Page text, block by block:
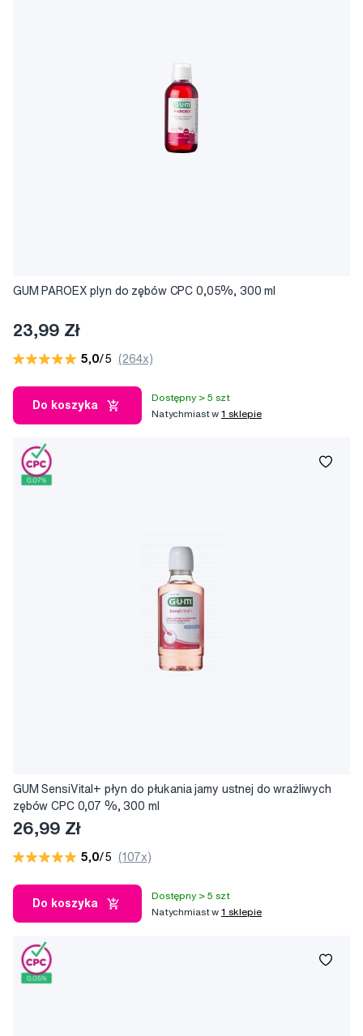
GUM PAROEX plyn do zębów CPC 0,05%, 300 ml
23,99 Zł
5,0/5 (264x)
Do koszyka
Dostępny > 5 szt
Natychmiast w1 sklepie
GUM SensiVital+ płyn do płukania jamy ustnej do wrażliwych
zębów CPC 0,07 %, 300 ml
26,99 Zł
5,0/5 (107x)
Do koszyka
Dostępny > 5 szt
Natychmiast w1 sklepie